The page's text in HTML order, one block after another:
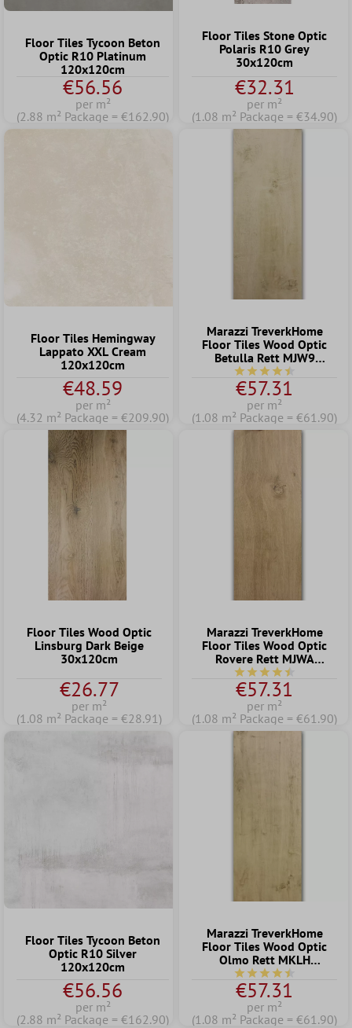
Floor Tiles Tycoon Beton
Optic R10 Platinum
120x120cm
€56.56
per m²
(2.88 m² Package = €162.90)
Floor Tiles Stone Optic
Polaris R10 Grey
30x120cm
€32.31
per m²
(1.08 m² Package = €34.90)
Floor Tiles Hemingway
Lappato XXL Cream
120x120cm
€48.59
per m²
(4.32 m² Package = €209.90)
Marazzi TreverkHome
Floor Tiles Wood Optic
Betulla Rett MJW9
15x120cm
Average rating of 4.5
€57.31
per m²
(1.08 m² Package = €61.90)
Floor Tiles Wood Optic
Linsburg Dark Beige
30x120cm
€26.77
per m²
(1.08 m² Package = €28.91)
Marazzi TreverkHome
Floor Tiles Wood Optic
Rovere Rett MJWA
15x120cm
Average rating of 4.5
€57.31
per m²
(1.08 m² Package = €61.90)
Floor Tiles Tycoon Beton
Optic R10 Silver
120x120cm
€56.56
per m²
(2.88 m² Package = €162.90)
Marazzi TreverkHome
Floor Tiles Wood Optic
Olmo Rett MKLH
15x120cm
Average rating of 4.5
€57.31
per m²
(1.08 m² Package = €61.90)